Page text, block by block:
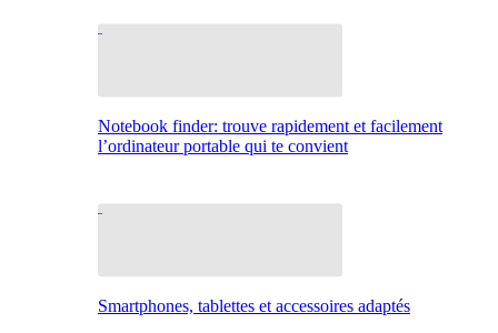
Notebook finder: trouve rapidement et facilement
l’ordinateur portable qui te convient
Smartphones, tablettes et accessoires adaptés